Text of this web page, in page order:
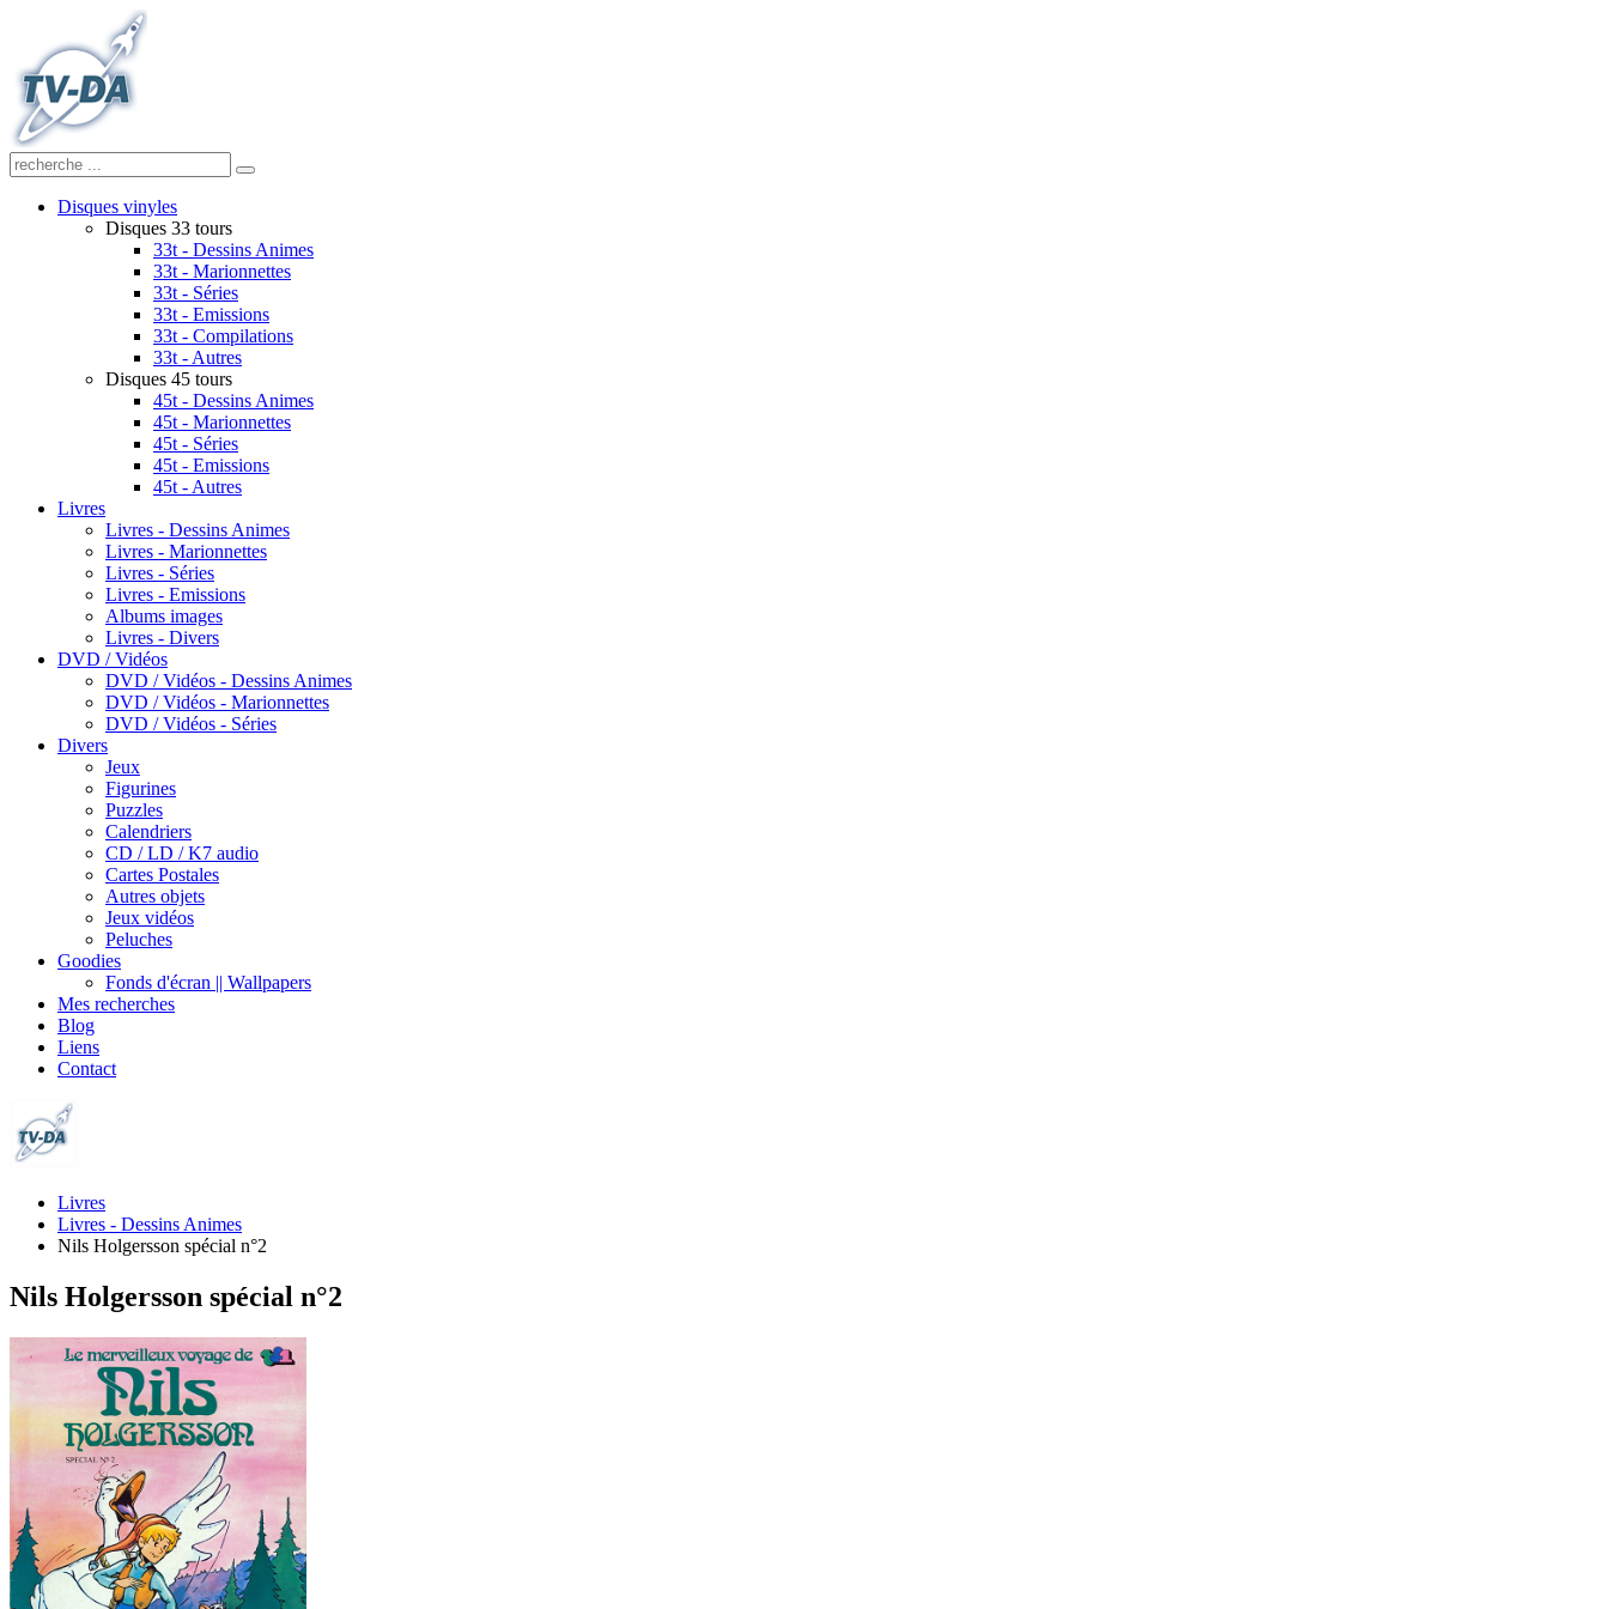
Disques vinyles
Disques 33 tours
33t - Dessins Animes
33t - Marionnettes
33t - Séries
33t - Emissions
33t - Compilations
33t - Autres
Disques 45 tours
45t - Dessins Animes
45t - Marionnettes
45t - Séries
45t - Emissions
45t - Autres
Livres
Livres - Dessins Animes
Livres - Marionnettes
Livres - Séries
Livres - Emissions
Albums images
Livres - Divers
DVD / Vidéos
DVD / Vidéos - Dessins Animes
DVD / Vidéos - Marionnettes
DVD / Vidéos - Séries
Divers
Jeux
Figurines
Puzzles
Calendriers
CD / LD / K7 audio
Cartes Postales
Autres objets
Jeux vidéos
Peluches
Goodies
Fonds d'écran || Wallpapers
Mes recherches
Blog
Liens
Contact
Livres
Livres - Dessins Animes
Nils Holgersson spécial n°2
Nils Holgersson spécial n°2